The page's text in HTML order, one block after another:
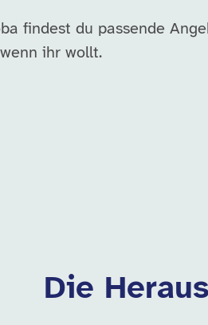
findest du passende
ihr wollt.
Die